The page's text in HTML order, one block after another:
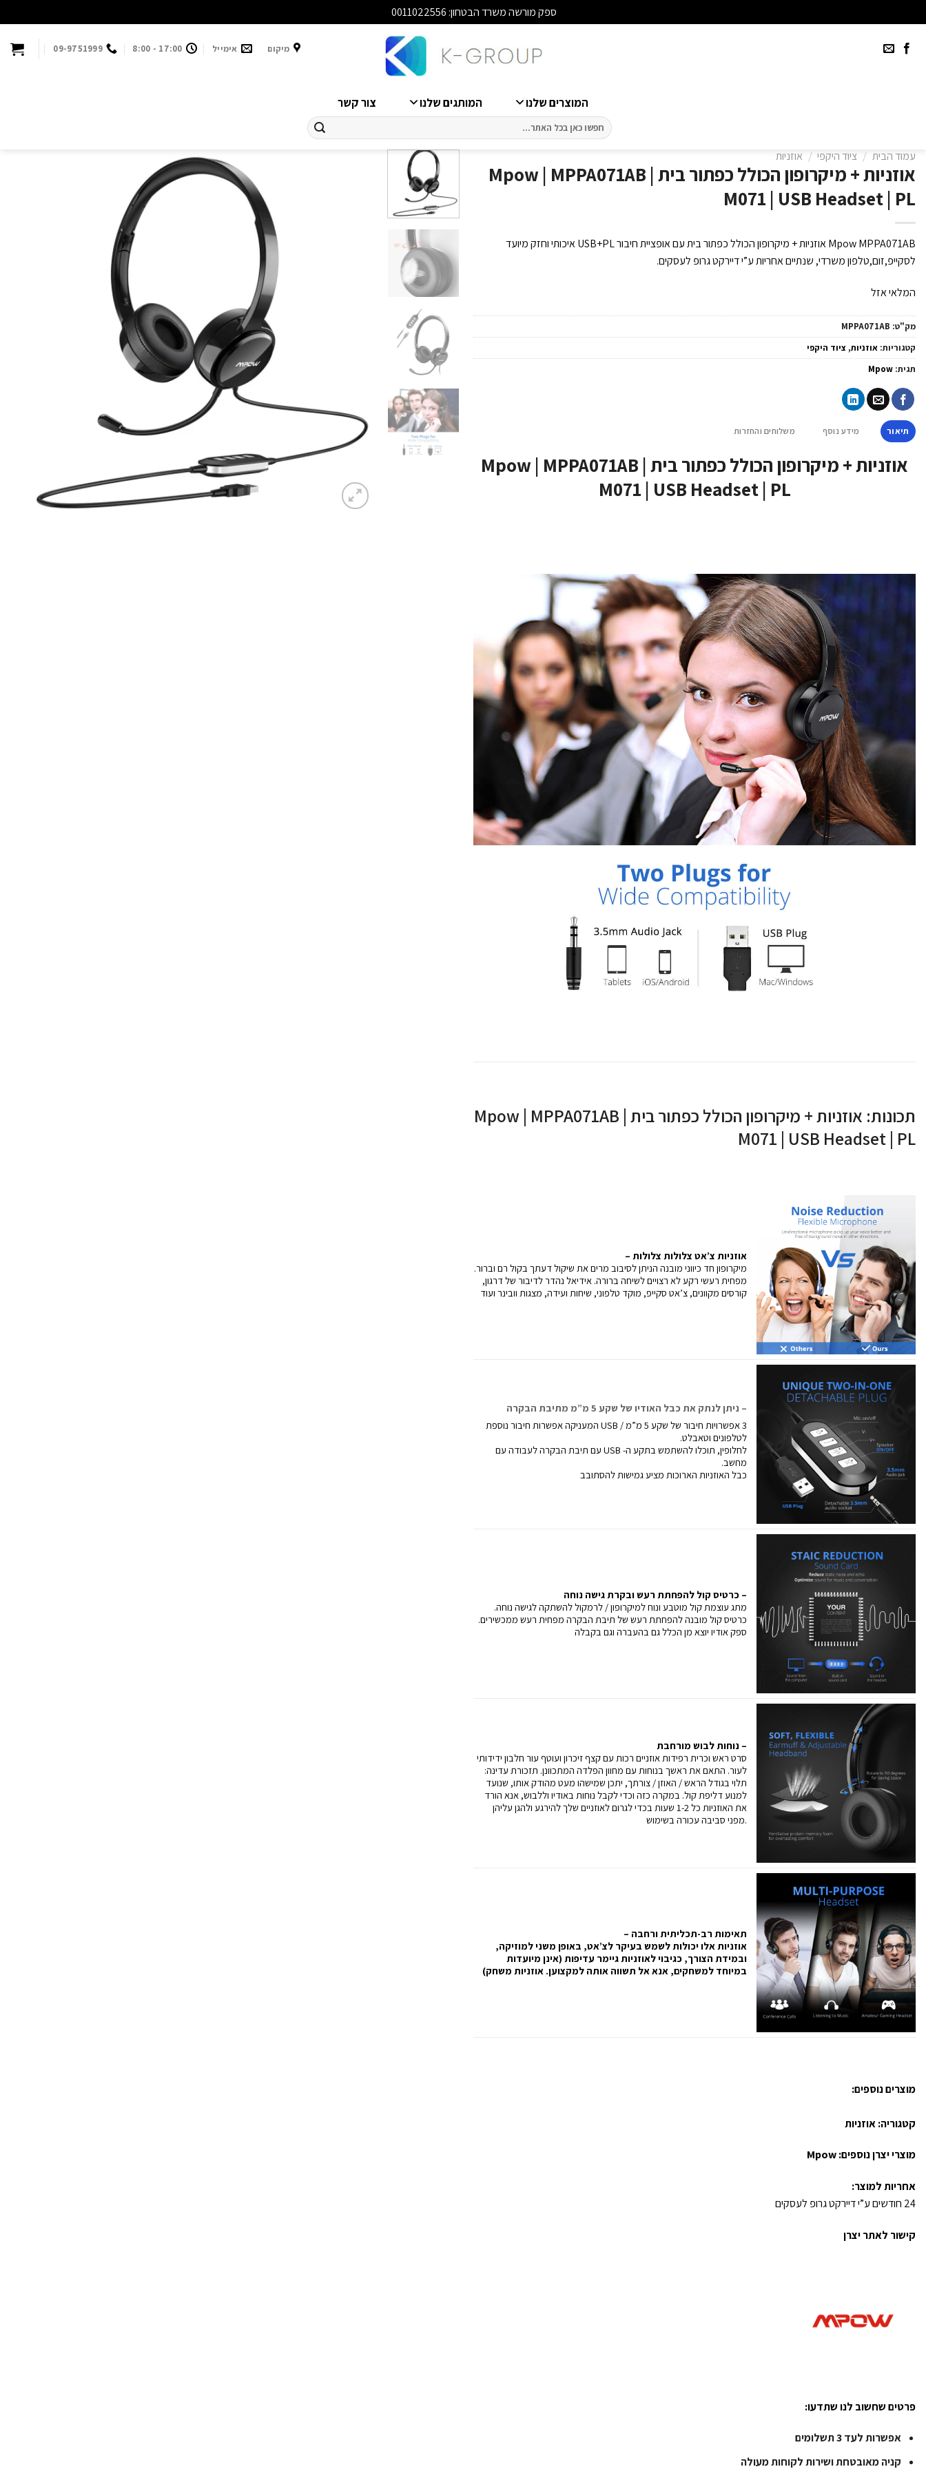
ספק מורשה משרד הבטחון: 0011022556
מיקום אימייל 17:00 - 8:00
09-9751999
המוצרים שלנו המותגים שלנו צור קשר
חיפוש
עבור:
עמוד הבית / ציוד היקפי / אוזניות
אוזניות + מיקרופון הכולל כפתור בית Mpow | MPPA071AB |
M071 | USB Headset | PL
Mpow MPPA071AB אוזניות + מיקרופון הכולל כפתור בית עם אופציית חיבור USB+PL איכותי וחזק מיועד
לסקייפ,זום,טלפון משרדי, שנתיים אחריות ע”י דיירקט גרופ לעסקים.
המלאי אזל
מק"ט: MPPA071AB
קטגוריות: אוזניות, ציוד היקפי
תגית: Mpow
תיאור מידע נוסף משלוחים והחזרות
אוזניות + מיקרופון הכולל כפתור בית Mpow | MPPA071AB |
M071 | USB Headset | PL
תכונות: אוזניות + מיקרופון הכולל כפתור בית Mpow | MPPA071AB |
M071 | USB Headset | PL
אוזניות צ’אט צלולות צלולות –
מיקרופון חד כיווני מובנה הניתן לסיבוב מרים את שיקול דעתך בקול רם וברור.
מפחית רעשי רקע לא רצויים לשיחה ברורה. אידיאל נהדר לדיבור של דרגון,
קורסים מקוונים, צ’אט סקייפ, מוקד טלפוני, שיחות ועידה, מצגות וובינר ועוד
– ניתן לנתק את כבל האודיו של שקע 5 מ”מ מתיבת הבקרה
3 אפשרויות חיבור של שקע 5 מ”מ / USB המעניקה אפשרות חיבור נוספת
לטלפונים וטאבלט.
לחלופין, תוכלו להשתמש בתקע ה- USB עם תיבת הבקרה לעבודה עם
מחשב.
כבל האוזניות הארוכות מציע גמישות להסתובב
כרטיס קול להפחתת רעש ובקרת גישה נוחה –
מתג עוצמת קול מוטבע ונוח למיקרופון / לרמקול להשתקה לגישה נוחה.
כרטיס קול מובנה להפחתת רעש של תיבת הבקרה מפחית רעש ממכשירים.
ספק אודיו יוצא מן הכלל גם בהעברה וגם בקבלה
נוחות לבוש מורחבת –
סרט ראש וכרית רפידות אוזניים רכות עם קצף זיכרון ועוטף עור חלבון ידידותי
לעור. התאם את ראשך בנוחות עם מחוון הפלדה המתכוונן. תזכורת עדינה:
תלוי בגודל הראש / האוזן / צורתך, יתכן שמישהו מעט מהודק אותו, שנועד
למנוע דליפת קול. במקרה כזה וכדי לקבל נוחות באודיו וללבוש, אנא הורד
את האוזניות כל 1-2 שעות בכדי לגרום לאוזניים שלך להירגע ולהגן עליהן
מפני סביבה עכורה בשימוש.
תאימות רב-תכליתית ורחבה –
אוזניות אלו יכולות לשמש בעיקר לצ’אט, באופן משני למוזיקה,
ובמידת הצורך, כגיבוי לאוזניות גיימר עדיפות (אינן מיועדות
במיוחד למשחקים, אנא אל תשווה אותה למקצוען. אוזניות משחק)
מוצרים נוספים:
קטגוריה:אוזניות
מוצרי יצרן נוספים:Mpow
אחריות למוצר:
24 חודשים ע”י דיירקט גרופ לעסקים
קישור לאתר יצרן
פרטים שחשוב לנו שתדעו:
אפשרות לעד 3 תשלומים
קניה מאובטחת ושירות לקוחות מעולה